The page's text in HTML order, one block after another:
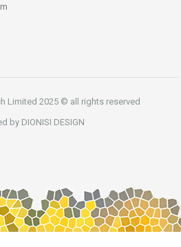
Limited 2025 © all rights reserved
by DIONISI DESIGN